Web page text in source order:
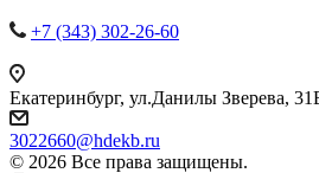
+7 (343) 302-26-60
Екатеринбург, ул.Данилы Зверева,
3022660@hdekb.ru
© 2026 Все права защищены.